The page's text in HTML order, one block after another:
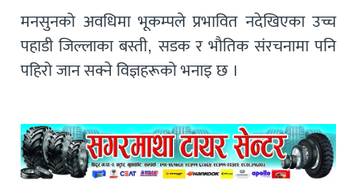
मनसुनको अवधिमा भूकम्पले प्रभावित नदेखिएका उच्च
पहाडी जिल्लाका बस्ती, सडक र भौतिक संरचनामा पनि
पहिरो जान सक्ने विज्ञहरूको भनाइ छ ।